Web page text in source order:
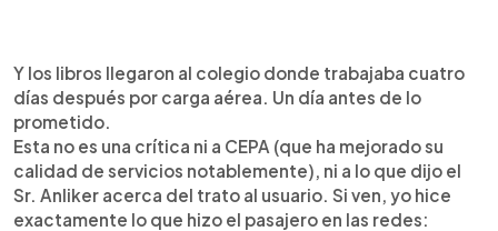
Y los libros llegaron al colegio donde trabajaba cuatro
días después por carga aérea. Un día antes de lo
prometido.
Esta no es una crítica ni a CEPA (que ha mejorado su
calidad de servicios notablemente), ni a lo que dijo el
Sr. Anliker acerca del trato al usuario. Si ven, yo hice
exactamente lo que hizo el pasajero en las redes: